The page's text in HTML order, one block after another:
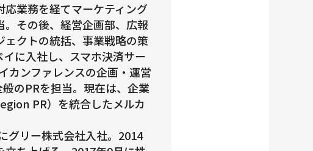
業務を経てマーケティング
その後、経営企画部、広報
クトの統括、事業戦略の策
に入社し、スマホ決済サー
カンファレンスの企画・運営
のPRを担当。現在は、企業
PR）を統合したメルカ
グリー株式会社入社。2014